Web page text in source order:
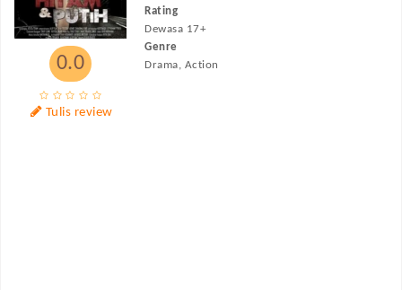
0.0
Tulis review
Rating
Dewasa 17+
Genre
Drama, Action